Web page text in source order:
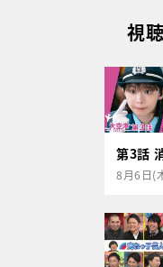
視
第3話
8月6日(